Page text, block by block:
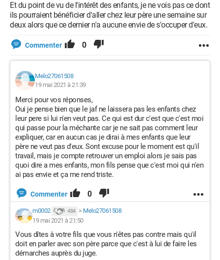
Et du point de vu de l'intérêt des enfants, je ne vois pas ce dont
ils pourraient bénéficier d'aller chez leur père une semaine sur
deux alors que ce dernier n'a aucune envie de s'occuper d'eux.
Commenter 0
Melo27061508
19 mai 2021 à 21:39
Merci pour vos réponses,
Oui je pense bien que le jaf ne laissera pas les enfants chez
leur pere si lui n'en veut pas. Ce qui est dur c'est que c'est moi
qui passe pour la méchante car je ne sait pas comment leur
expliquer, car en aucun cas je dirai à mes enfants que leur
père ne veut pas d'eux. Sont excuse pour le moment est qu'il
travail, mais je compte retrouver un emploi alors je sais pas
quoi dire a mes enfants, mon fils pense que c'est moi qui n'en
ai pas envie et ça me rend triste.
Commenter 0
m0002 484 > Melo27061508
19 mai 2021 à 21:50
Vous dîtes à votre fils que vous n'êtes pas contre mais qu'il
doit en parler avec son père parce que c'est à lui de faire les
démarches auprès du juge.